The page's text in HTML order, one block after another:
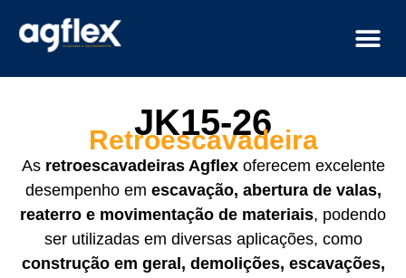
JK15-26
Retroescavadeira
As retroescavadeiras Agflexoferecem excelente
desempenho em escavação, abertura de valas,
reaterro e movimentação de materiais, podendo
ser utilizadas em diversas aplicações, como
construção em geral, demolições, escavações,